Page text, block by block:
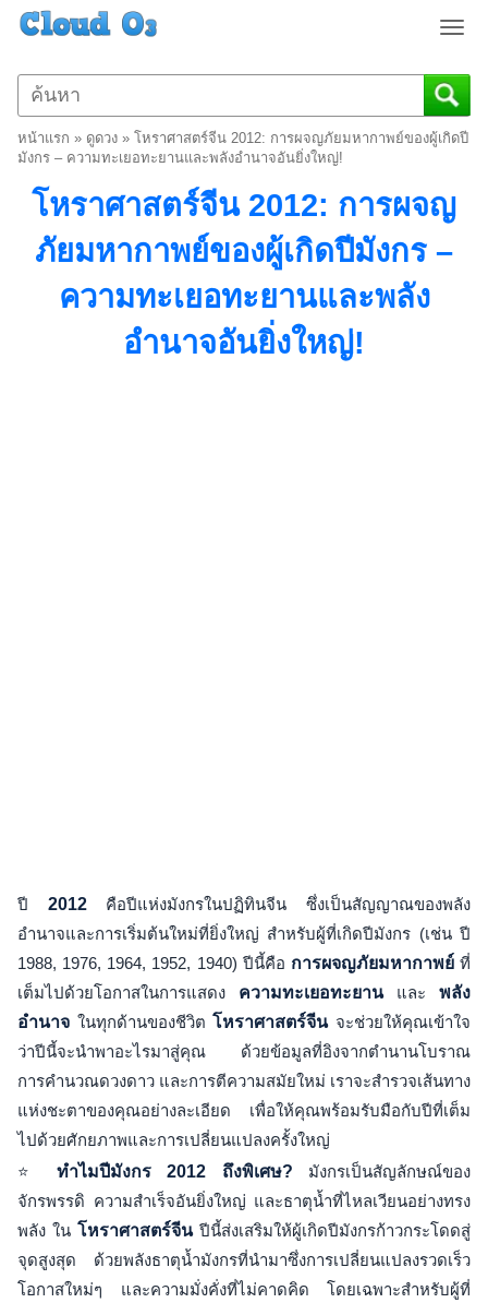
T
g
g
a
v
หน้าแรก » ดูดวง » โหราศาสตร์จีน 2012: การผจญภัยมหากาพย์ของผู้เกิดปี
มังกร – ความทะเยอทะยานและพลังอำนาจอันยิ่งใหญ่!
โหราศาสตร์จีน 2012: การผจญ
ภัยมหากาพย์ของผู้เกิดปีมังกร –
ความทะเยอทะยานและพลัง
อำนาจอันยิ่งใหญ่!
ปี 2012คือปีแห่งมังกรในปฏิทินจีน ซึ่งเป็นสัญญาณของพลัง
อำนาจและการเริ่มต้นใหม่ที่ยิ่งใหญ่ สำหรับผู้ที่เกิดปีมังกร (เช่น ปี
1988, 1976, 1964, 1952, 1940) ปีนี้คือ การผจญภัยมหากาพย์ที่
เต็มไปด้วยโอกาสในการแสดง ความทะเยอทะยานและ พลัง
อำนาจ ในทุกด้านของชีวิตโหราศาสตร์จีนจะช่วยให้คุณเข้าใจ
ว่าปีนี้จะนำพาอะไรมาสู่คุณ ด้วยข้อมูลที่อิงจากตำนานโบราณ
การคำนวณดวงดาว และการตีความสมัยใหม่ เราจะสำรวจเส้นทาง
แห่งชะตาของคุณอย่างละเอียด เพื่อให้คุณพร้อมรับมือกับปีที่เต็ม
ไปด้วยศักยภาพและการเปลี่ยนแปลงครั้งใหญ่
⭐ ทำไมปีมังกร 2012 ถึงพิเศษ? มังกรเป็นสัญลักษณ์ของ
จักรพรรดิ ความสำเร็จอันยิ่งใหญ่ และธาตุน้ำที่ไหลเวียนอย่างทรง
พลัง ใน โหราศาสตร์จีนปีนี้ส่งเสริมให้ผู้เกิดปีมังกรก้าวกระโดดสู่
จุดสูงสุด ด้วยพลังธาตุน้ำมังกรที่นำมาซึ่งการเปลี่ยนแปลงรวดเร็ว
โอกาสใหม่ๆ และความมั่งคั่งที่ไม่คาดคิด โดยเฉพาะสำหรับผู้ที่